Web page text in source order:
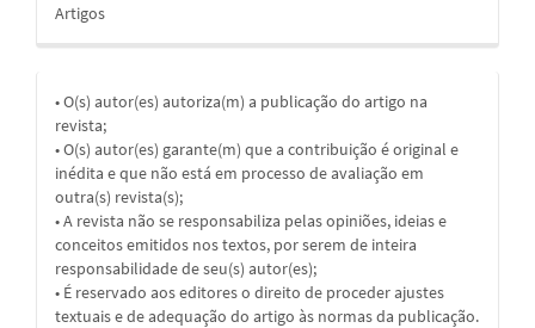
Artigos
• O(s) autor(es) autoriza(m) a publicação do artigo na
revista;
• O(s) autor(es) garante(m) que a contribuição é original e
inédita e que não está em processo de avaliação em
outra(s) revista(s);
• A revista não se responsabiliza pelas opiniões, ideias e
conceitos emitidos nos textos, por serem de inteira
responsabilidade de seu(s) autor(es);
• É reservado aos editores o direito de proceder ajustes
textuais e de adequação do artigo às normas da publicação.